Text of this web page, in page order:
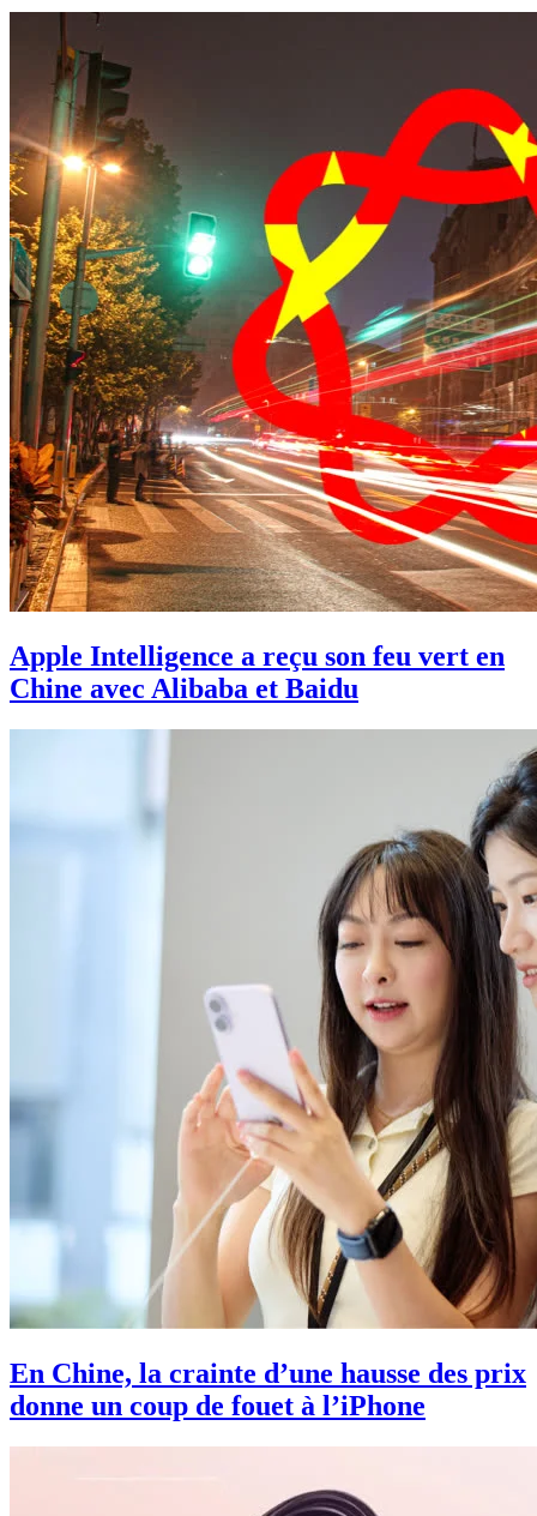
Apple Intelligence a reçu son feu vert en
Chine avec Alibaba et Baidu
En Chine, la crainte d’une hausse des prix
donne un coup de fouet à l’iPhone